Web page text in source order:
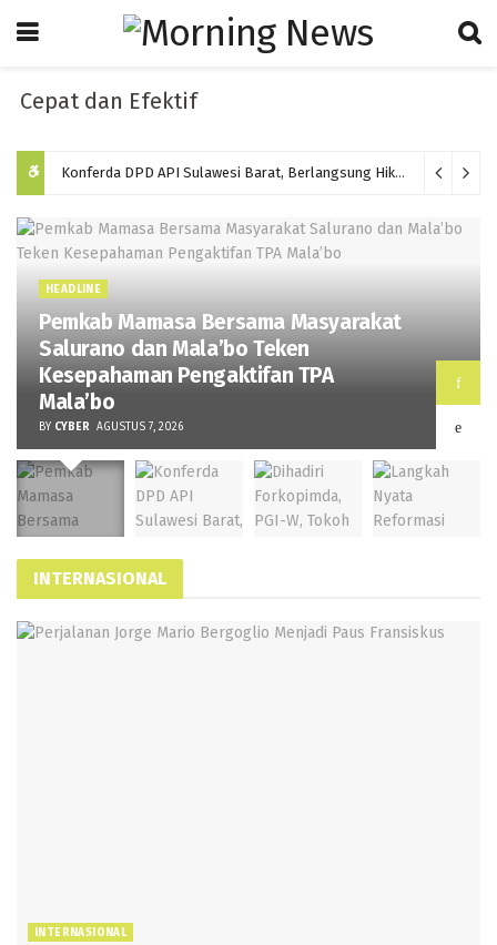
dan Efektif
Konferda DPD API Sulawesi Barat, Berlangsung Hikmat dan Memilih Ketua Baru Periode 2026-2031
HEADLINE
Pemkab Mamasa Bersama Masyarakat
Salurano dan Mala’bo Teken
Kesepahaman Pengaktifan TPA
Mala’bo
BY CYBER AGUSTUS 7, 2026
INTERNASIONAL
INTERNASIONAL